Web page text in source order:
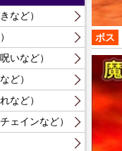
など）
いなど）
ど）
など）
ェインなど）
ボス